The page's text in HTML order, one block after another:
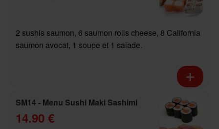
2 sushis saumon, 6 saumon rolls cheese, 8 California
saumon avocat, 1 soupe et 1 salade.
SM14 - Menu Sushi Maki Sashimi
14.90 €